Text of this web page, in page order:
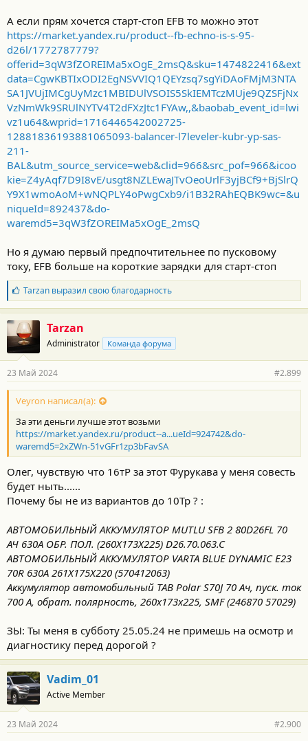
А если прям хочется старт-стоп EFB то можно этот
https://market.yandex.ru/product--fb-echno-is-s-95-
d26l/1772787779?
offerid=3qW3fZOREIMa5xOgE_2msQ&sku=1474822416&ext
data=CgwKBTIxODI2EgNSVVIQ1QEYzsq7sgYiDAoFMjM3NTA
SA1JVUjIMCgUyMzc1MBIDUlVSOIS5SkIEMTczMUje9QZSFjNx
VzNmWk9SRUlNYTV4T2dFXzJtc1FYAw,,&baobab_event_id=lwi
vz1u64&wprid=1716446542002725-
12881836193881065093-balancer-l7leveler-kubr-yp-sas-
211-
BAL&utm_source_service=web&clid=966&src_pof=966&icoo
kie=Z4yAqf7D9I8vE/usgt8NZLEwaJTvOeoUrlF3yjBCf9+BjSlrQ
Y9X1wmoAoM+wNQPLY4oPwgCxb9/i1B32RAhEQBK9wc=&u
niqueId=892437&do-
waremd5=3qW3fZOREIMa5xOgE_2msQ
Но я думаю первый предпочтительнее по пусковому
току, EFB больше на короткие зарядки для старт-стоп
Б
л
а
г
о
д
а
н
о
с
и
:
Tarzanвыразил свою благодарность
Tarzan
Administrator Команда форума
23 Май 2024 #2.899
Veyron написал(а):
За эти деньги лучше этот возьми
https://market.yandex.ru/product--a...ueId=924742&do-
waremd5=2xZWn-51vGFr1zp3bFavSA
Олег, чувствую что 16тР за этот Фурукава у меня совесть
будет ныть......
Почему бы не из вариантов до 10Тр ? :
АВТОМОБИЛЬНЫЙ АККУМУЛЯТОР MUTLU SFB 2 80D26FL 70
АЧ 630A ОБР. ПОЛ. (260X173X225) D26.70.063.C
АВТОМОБИЛЬНЫЙ АККУМУЛЯТОР VARTA BLUE DYNAMIC E23
70R 630A 261X175X220 (570412063)
Аккумулятор автомобильный TAB Polar S70J 70 Ач, пуск. ток
700 А, обрат. полярность, 260x173x225, SMF (246870 57029)
ЗЫ: Ты меня в субботу 25.05.24 не примешь на осмотр и
диагностику перед дорогой ?
Vadim_01
Active Member
23 Май 2024 #2.900